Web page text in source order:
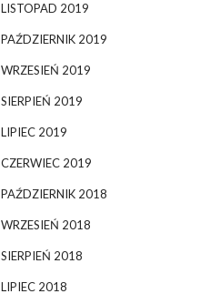
LISTOPAD 2019
PAŹDZIERNIK 2019
WRZESIEŃ 2019
SIERPIEŃ 2019
LIPIEC 2019
CZERWIEC 2019
PAŹDZIERNIK 2018
WRZESIEŃ 2018
SIERPIEŃ 2018
LIPIEC 2018